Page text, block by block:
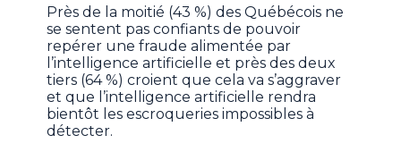
Près de la moitié (43 %) des Québécois ne
se sentent pas confiants de pouvoir
repérer une fraude alimentée par
l’intelligence artificielle et près des deux
tiers (64 %) croient que cela va s’aggraver
et que l’intelligence artificielle rendra
bientôt les escroqueries impossibles à
détecter.